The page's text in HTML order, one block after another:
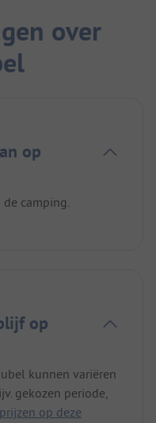
over
op
camping.
op
kunnen variëren
gekozen periode,
op deze